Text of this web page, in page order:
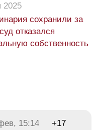
2025
сохранили за
отказался
собственность
15:14
+17